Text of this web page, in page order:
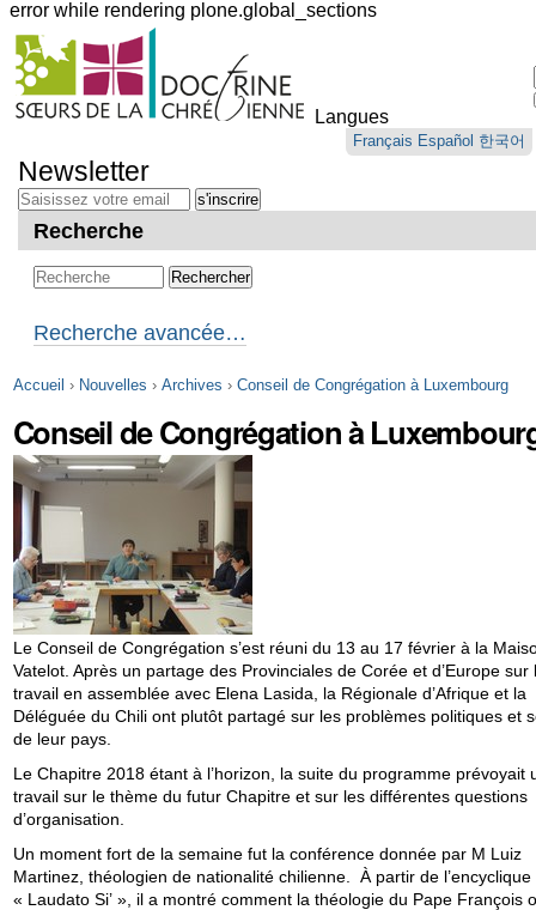
error while rendering plone.global_sections
Outils
personnels
Langues
Français Español 한국어
au
contenu.
Aller
navigation
Newsletter
Recherche
Recherche avancée…
Accueil › Nouvelles › Archives › Conseil de Congrégation à Luxembourg
Conseil de Congrégation à
Le Conseil de Congrégation s’est réuni du 13 au 17 février à la
Vatelot. Après un partage des Provinciales de Corée et d’Europe sur
travail en assemblée avec Elena Lasida, la Régionale d’Afrique et la
Déléguée du Chili ont plutôt partagé sur les problèmes politiques et
de leur pays.
Le Chapitre 2018 étant à l’horizon, la suite du programme prévoyait
travail sur le thème du futur Chapitre et sur les différentes questions
d’organisation.
Un moment fort de la semaine fut la conférence donnée par M Luiz
Martinez, théologien de nationalité chilienne. À partir de l’encyclique
« Laudato Si’ », il a montré comment la théologie du Pape François